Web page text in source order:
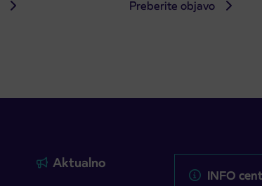
Preberite objavo
Aktualno
INFO